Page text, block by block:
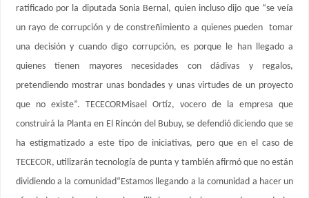
ratificado por la diputada Sonia Bernal, quien incluso dijo que “se veía
un rayo de corrupción y de constreñimiento a quienes pueden tomar
una decisión y cuando digo corrupción, es porque le han llegado a
quienes tienen mayores necesidades con dádivas y regalos,
pretendiendo mostrar unas bondades y unas virtudes de un proyecto
que no existe”. TECECORMisael Ortíz, vocero de la empresa que
construirá la Planta en El Rincón del Bubuy, se defendió diciendo que se
ha estigmatizado a este tipo de iniciativas, pero que en el caso de
TECECOR, utilizarán tecnología de punta y también afirmó que no están
dividiendo a la comunidad“Estamos llegando a la comunidad a hacer un